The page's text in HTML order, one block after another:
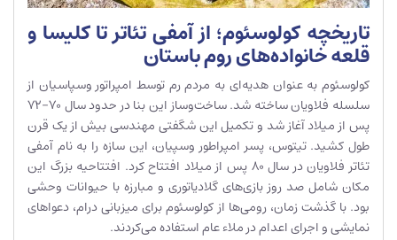
تاریخچه کولوسئوم؛ از آمفی تئاتر تا کلیسا و
قلعه خانواده‌های روم باستان
کولوسئوم به عنوان هدیه‌ای به مردم رم توسط امپراتور وسپاسیان از
سلسله فلاویان ساخته شد. ساخت‌وساز این بنا در حدود سال 70-72
پس از میلاد آغاز شد و تکمیل این شگفتی مهندسی بیش از یک قرن
طول کشید. تیتوس، پسر امپراطور وسپیان، این سازه را به نام آمفی
تئاتر فلاویان در سال 80 پس از میلاد افتتاح کرد. افتتاحیه بزرگ این
مکان شامل صد روز بازی‌های گلادیاتوری و مبارزه با حیوانات وحشی
بود. با گذشت زمان، رومی‌ها از کولوسئوم برای میزبانی درام، دعواهای
نمایشی و اجرای اعدام در ملاء عام استفاده می‌کردند.